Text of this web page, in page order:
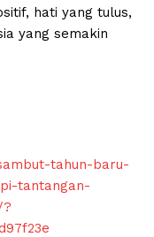
hati yang tulus,
yang semakin
tahun-baru-
tantangan-
?